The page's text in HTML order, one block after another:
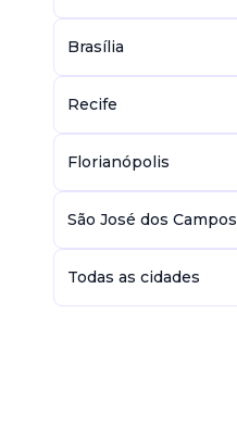
Brasília
Recife
Florianópolis
São José dos Campos
Todas as cidades